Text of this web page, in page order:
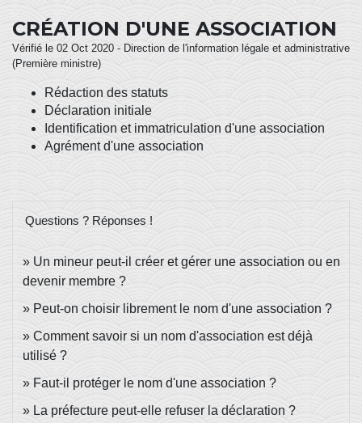
CRÉATION D'UNE ASSOCIATION
Vérifié le 02 Oct 2020 - Direction de l'information légale et administrative
(Première ministre)
Rédaction des statuts
Déclaration initiale
Identification et immatriculation d'une association
Agrément d'une association
Questions ? Réponses !
Un mineur peut-il créer et gérer une association ou en
devenir membre ?
Peut-on choisir librement le nom d'une association ?
Comment savoir si un nom d'association est déjà
utilisé ?
Faut-il protéger le nom d'une association ?
La préfecture peut-elle refuser la déclaration ?